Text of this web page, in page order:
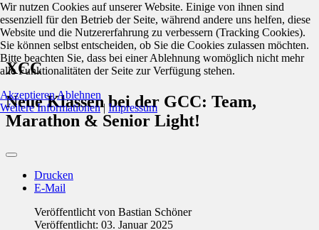
XCC
Neue Klassen bei der GCC: Team,
Marathon & Senior Light!
Drucken
E-Mail
Veröffentlicht von Bastian Schöner
Veröffentlicht: 03. Januar 2025
Wir nutzen Cookies auf unserer Website. Einige von ihnen sind
essenziell für den Betrieb der Seite, während andere uns helfen, diese
Website und die Nutzererfahrung zu verbessern (Tracking Cookies).
Sie können selbst entscheiden, ob Sie die Cookies zulassen möchten.
Bitte beachten Sie, dass bei einer Ablehnung womöglich nicht mehr
alle Funktionalitäten der Seite zur Verfügung stehen.
Akzeptieren Ablehnen
Weitere Informationen| Impressum